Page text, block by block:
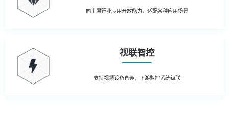
向上层行业应用开放能力，适配各种应用场景
视联智控
支持视频设备直连、下游监控系统级联